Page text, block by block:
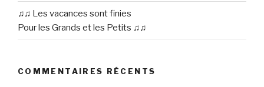
♫♫ Les vacances sont finies
Pour les Grands et les Petits ♫♫
COMMENTAIRES RÉCENTS